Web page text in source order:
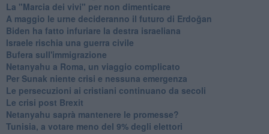
La "Marcia dei vivi" per non dimenticare
A maggio le urne decideranno il futuro di Erdoğan
Biden ha fatto infuriare la destra israeliana
Israele rischia una guerra civile
Bufera sull'immigrazione
Netanyahu a Roma, un viaggio complicato
Per Sunak niente crisi e nessuna emergenza
Le persecuzioni ai cristiani continuano da secoli
Le crisi post Brexit
Netanyahu saprà mantenere le promesse?
Tunisia, a votare meno del 9% degli elettori